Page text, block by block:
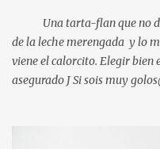
Una tarta-flan que no da
de la leche merengada y lo
viene el calorcito. Elegir
asegurado J Si sois muy